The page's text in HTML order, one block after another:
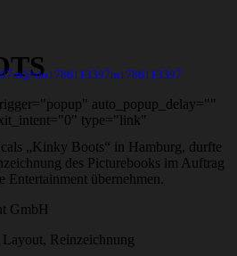
m@nio1786113397m1786113397
auto_popup_delay=""
type="link"
„Kinky Boots“ in Hamburg, durfte
des Picturebooks im Auftrag
Entertainment übernehmen.
GmbH
Reinzeichnung